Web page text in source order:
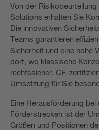
Von der
Solutions erhalten Sie
Die innovativen
Teams garantieren
Sicherheit und eine hohe
dort, wo klassische
rechtssicher, CE-
Umsetzung für Sie
Eine Herausforderung
Förderstrecken ist der
Größen und Positionen